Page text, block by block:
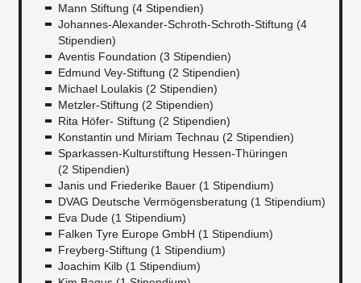
Mann Stiftung (4 Stipendien)
Johannes-Alexander-Schroth-Schroth-Stiftung (4
Stipendien)
Aventis Foundation (3 Stipendien)
Edmund Vey-Stiftung (2 Stipendien)
Michael Loulakis (2 Stipendien)
Metzler-Stiftung (2 Stipendien)
Rita Höfer- Stiftung (2 Stipendien)
Konstantin und Miriam Technau (2 Stipendien)
Sparkassen-Kulturstiftung Hessen-Thüringen
(2 Stipendien)
Janis und Friederike Bauer (1 Stipendium)
DVAG Deutsche Vermögensberatung (1 Stipendium)
Eva Dude (1 Stipendium)
Falken Tyre Europe GmbH (1 Stipendium)
Freyberg-Stiftung (1 Stipendium)
Joachim Kilb (1 Stipendium)